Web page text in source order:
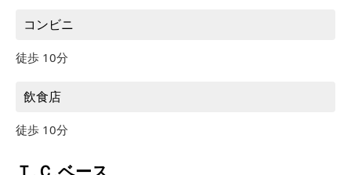
コンビニ
徒歩 10分
飲食店
徒歩 10分